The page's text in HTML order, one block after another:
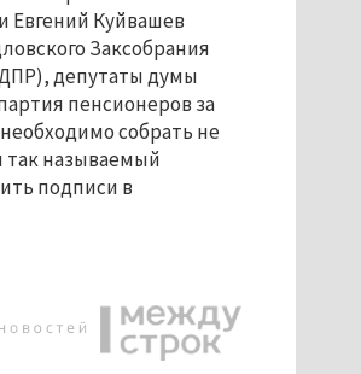
Евгений Куйвашев
Заксобрания
депутаты думы
пенсионеров за
собрать не
так называемый
подписи в